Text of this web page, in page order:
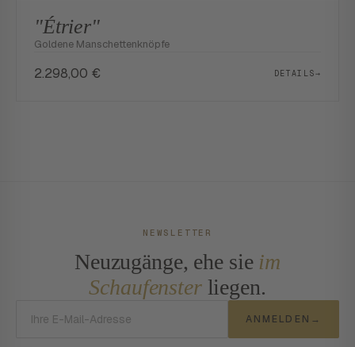
"Étrier"
Goldene Manschettenknöpfe
2.298,00 € DETAILS→
NEWSLETTER
Neuzugänge, ehe sie im
Schaufensterliegen.
ANMELDEN →